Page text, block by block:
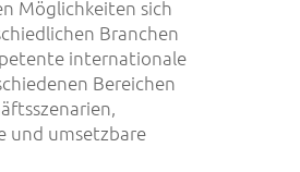
Möglichkeiten sich
Branchen
internationale
Bereichen
und umsetzbare